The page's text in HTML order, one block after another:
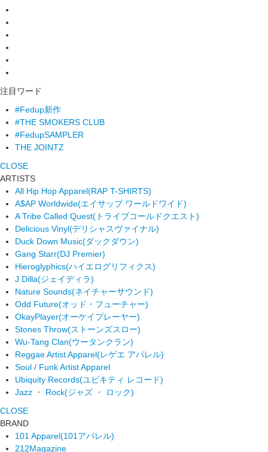
注目ワード
#Fedup新作
#THE SMOKERS CLUB
#FedupSAMPLER
THE JOINTZ
CLOSE
ARTISTS
All Hip Hop Apparel(RAP T-SHIRTS)
A$AP Worldwide(エイサップ ワールドワイド)
A Tribe Called Quest(トライブコールドクエスト)
Delicious Vinyl(デリシャスヴァイナル)
Duck Down Music(ダックダウン)
Gang Starr(DJ Premier)
Hieroglyphics(ハイエログリフィクス)
J Dilla(ジェイディラ)
Nature Sounds(ネイチャーサウンド)
Odd Future(オッド・フューチャー)
OkayPlayer(オーケイプレーヤー)
Stones Throw(ストーンズスロー)
Wu-Tang Clan(ウータンクラン)
Reggae Artist Apparel(レゲエ アパレル)
Soul / Funk Artist Apparel
Ubiquity Records(ユビキティ レコード)
Jazz ・ Rock(ジャズ ・ ロック)
CLOSE
BRAND
101 Apparel(101アパレル)
212Magazine